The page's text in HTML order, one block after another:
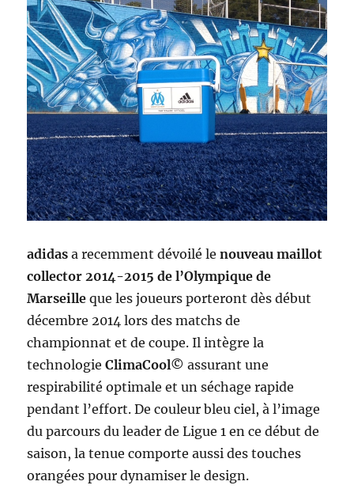
adidasa recemment dévoilé lenouveau maillot
collector 2014-2015 de l’Olympique de
Marseille que les joueurs porteront dès début
décembre 2014 lors des matchs de
championnat et de coupe. Il intègre la
technologieClimaCool© assurant une
respirabilité optimale et un séchage rapide
pendant l’effort. De couleur bleu ciel, à l’image
du parcours du leader de Ligue 1 en ce début de
saison, la tenue comporte aussi des touches
orangées pour dynamiser le design.